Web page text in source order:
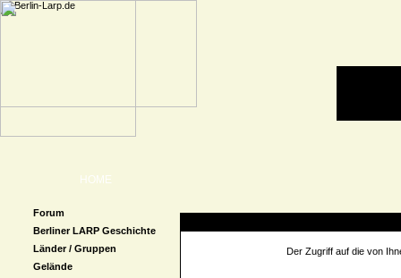
HOME
Forum
Berliner LARP Geschichte
Länder / Gruppen
Gelände
Der Zugriff auf die von